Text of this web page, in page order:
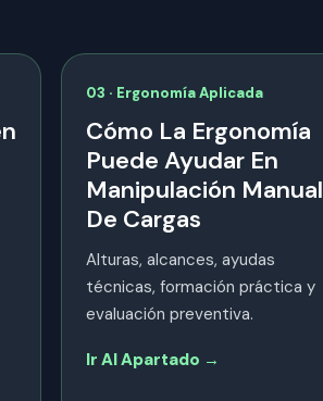
03 · Ergonomía Aplicada
Cómo La Ergonomía
Puede Ayudar En
Manipulación Manual
De Cargas
Alturas, alcances, ayudas
técnicas, formación práctica y
evaluación preventiva.
Ir Al Apartado →